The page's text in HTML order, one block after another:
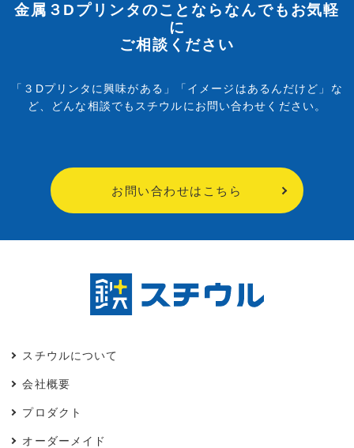
金属３Dプリンタのことならなんでもお気軽
に
ご相談ください
「３Dプリンタに興味がある」「イメージはあるんだけど」な
ど、
どんな相談でもスチウルにお問い合わせください。
お問い合わせはこちら
スチウルについて
会社概要
プロダクト
オーダーメイド